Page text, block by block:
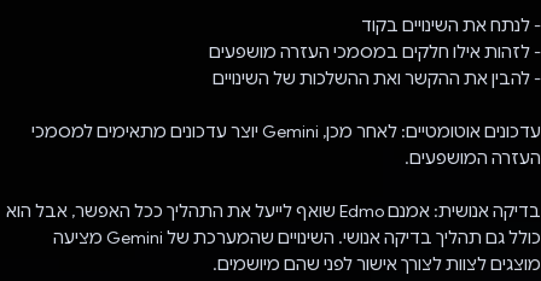
- לנתח את השינויים בקוד
- לזהות אילו חלקים במסמכי העזרה מושפעים
- להבין את ההקשר ואת ההשלכות של השינויים
עדכונים אוטומטיים: לאחר מכן, Gemini יוצר עדכונים מתאימים למסמכי
העזרה המושפעים.
בדיקה אנושית: אמנם Edmo שואף לייעל את התהליך ככל האפשר, אבל הוא
כולל גם תהליך בדיקה אנושי. השינויים שהמערכת של Gemini מציעה
מוצגים לצוות לצורך אישור לפני שהם מיושמים.